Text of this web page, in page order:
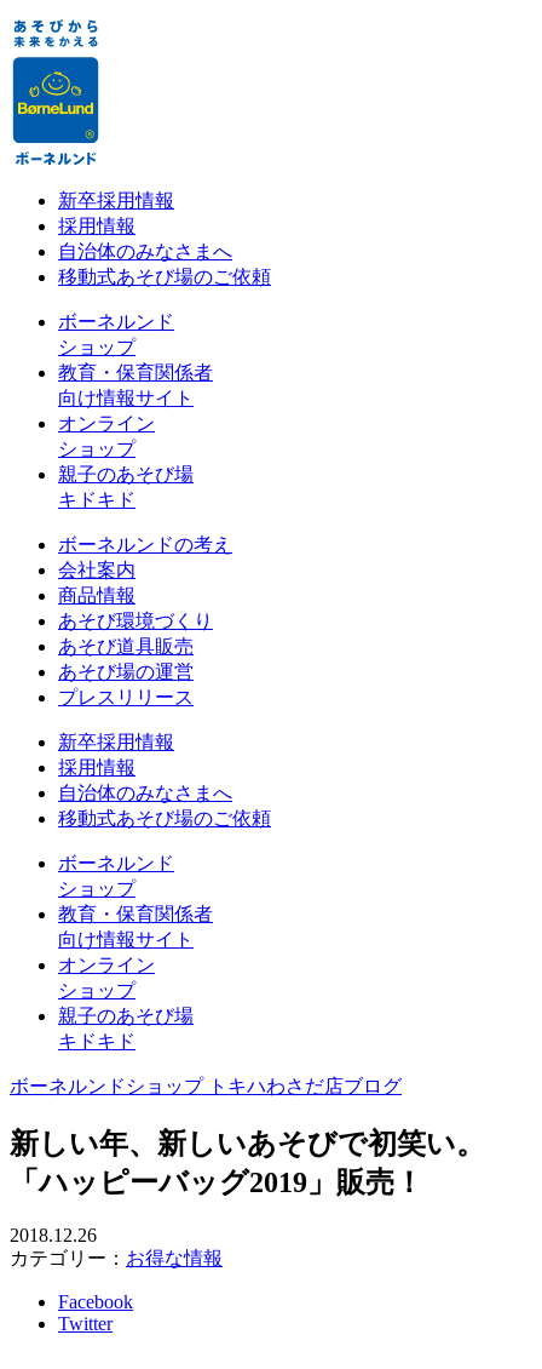
新卒採用情報
採用情報
自治体のみなさまへ
移動式あそび場のご依頼
ボーネルンド
ショップ
教育・保育関係者
向け情報サイト
オンライン
ショップ
親子のあそび場
キドキド
ボーネルンドの考え
会社案内
商品情報
あそび環境づくり
あそび道具販売
あそび場の運営
プレスリリース
新卒採用情報
採用情報
自治体のみなさまへ
移動式あそび場のご依頼
ボーネルンド
ショップ
教育・保育関係者
向け情報サイト
オンライン
ショップ
親子のあそび場
キドキド
ボーネルンドショップ トキハわさだ店ブログ
新しい年、新しいあそびで初笑い。
「ハッピーバッグ2019」販売！
2018.12.26
カテゴリー： お得な情報
Facebook
Twitter